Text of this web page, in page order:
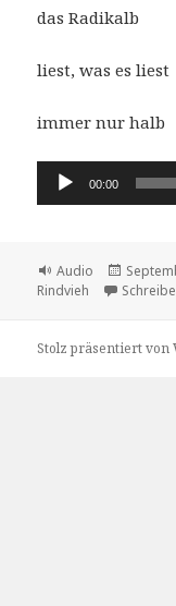
das Radikalb
liest, was es liest
immer nur halb
Audio-
00:00
Format
Audio
am
Rindvieh
Stolz präsentiert von